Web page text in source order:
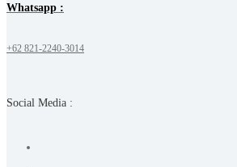
Whatsapp :
+62 821-2240-3014
Social Media :